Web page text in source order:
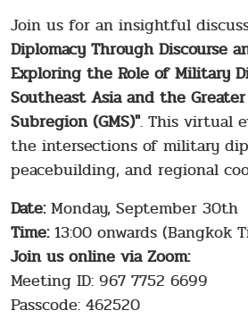
Join us for an insightful
Diplomacy Through Discourse
Exploring the Role of Military
Southeast Asia and the
Subregion (GMS)". This virtual
the intersections of military
peacebuilding, and regional
Date:Monday, September 30th
Time:13:00 onwards (Bangkok
Join us online via Zoom:
Meeting ID: 967 7752 6699
Passcode: 462520